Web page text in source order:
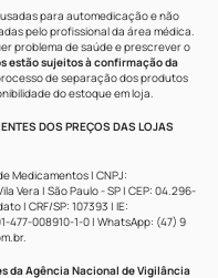
para automedicação e não
pelo profissional da área médica.
problema de saúde e prescrever o
estão sujeitos à confirmação da
de separação dos produtos
do estoque em loja.
DOS PREÇOS DAS LOJAS
Medicamentos | CNPJ:
Vera | São Paulo - SP | CEP: 04.296-
| CRF/SP: 107393 | IE:
477-008910-1-0 | WhatsApp: (47) 9
.
da Agência Nacional de Vigilância